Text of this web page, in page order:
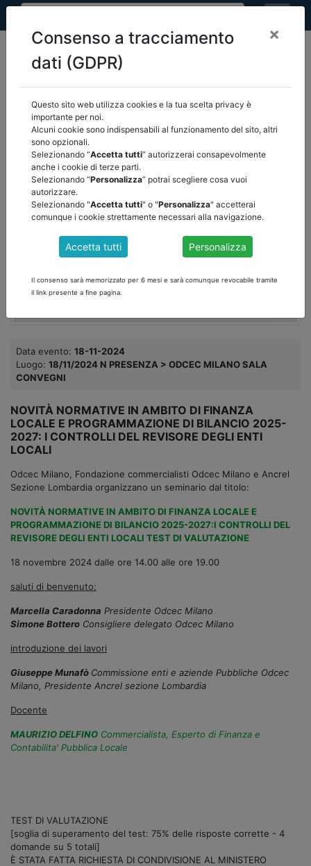
home eventi/torna indietro
EVENTI
Data evento: 18-11-2024
Luogo: 18/11/2024 N PRESENZA > ODCEC MILANO SALA
CONVEGNI
NOVITÀ NORMATIVE IN AMBITO DI FINANZA
LOCALE E PROGRAMMAZIONE DI BILANCIO 2025-
2027: I CONTROLLI DEL REVISORE DEGLI ENTI
LOCALI
Odcec Milano, Fondazione commercialisti Odcec Milano e Ancrel
Sezione Lombardia organizzano un seminario dal titolo:
NOVITÀ NORMATIVE IN AMBITO DI FINANZA LOCALE E
PROGRAMMAZIONE DI BILANCIO 2025-2027:I CONTROLLI DEL
REVISORE DEGLI ENTI LOCALI TEST DI VALUTAZIONE
18 novembre 2024 dalle ore 14.00 alle ore 19.00
saluti di benvenuto:
Marcella Caradonna Presidente Odcec Milano
Simone Bottero Consigliere delegato Odcec Milano
introduzione dei lavori
Giuseppe Munafò Commissione enti e aziende Pubbliche Odcec
Milano, Presidente Ancrel sezione Lombardia
Docente
MAURIZIO DELFINO Commercialista, Esperto di Finanza e
Contabilita' Pubblica Locale
TEST DI VALUTAZIONE
[soglia di superamento del test: 75% delle risposte corrette - 4
domande su 5 totali]
È STATA FATTA RICHIESTA DI CONDIVISIONE AL MINISTERO
Consenso a tracciamento
dati (GDPR)
×
Questo sito web utilizza cookies e la tua scelta privacy è
importante per noi.
Alcuni cookie sono indispensabili al funzionamento del sito, altri
sono opzionali.
Selezionando “Accetta tutti” autorizzerai consapevolmente
anche i cookie di terze parti.
Selezionando “Personalizza” potrai scegliere cosa vuoi
autorizzare.
Selezionando "Accetta tutti" o "Personalizza" accetterai
comunque i cookie strettamente necessari alla navigazione.
Accetta tutti Personalizza
Il consenso sarà memorizzato per 6 mesi e sarà comunque revocabile tramite
il link presente a fine pagina.